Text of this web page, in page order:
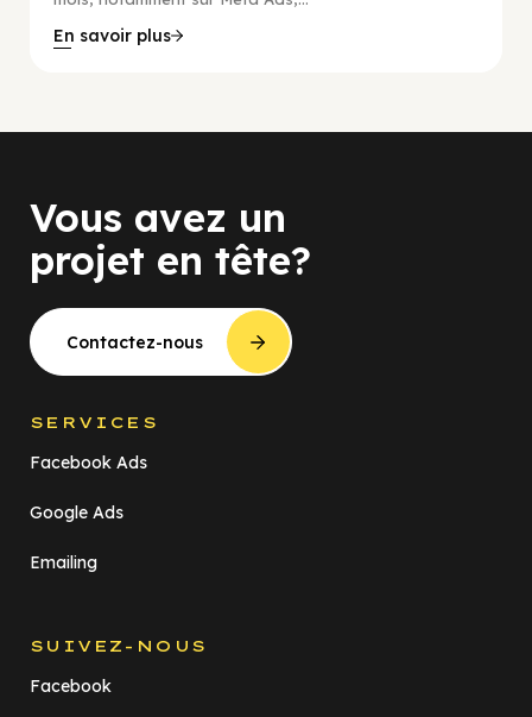
En savoir plus
Vous avez un
projet en tête?
Contactez-nous
SERVICES
Facebook Ads
Google Ads
Emailing
SUIVEZ-NOUS
Facebook